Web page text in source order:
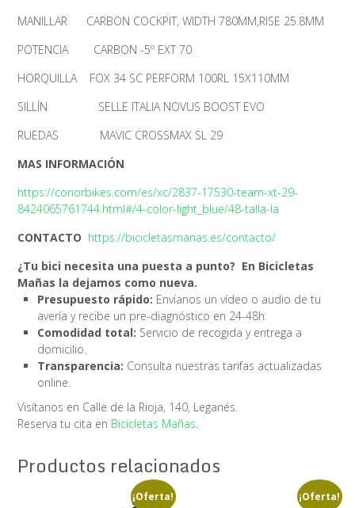
MANILLAR CARBON COCKPIT, WIDTH 780MM,RISE 25.8MM
POTENCIA CARBON -5º EXT 70
HORQUILLA FOX 34 SC PERFORM 100RL 15X110MM
SILLÍN SELLE ITALIA NOVUS BOOST EVO
RUEDAS MAVIC CROSSMAX SL 29
MAS INFORMACIÓN
https://conorbikes.com/es/xc/2837-17530-team-xt-29-
8424065761744.html#/4-color-light_blue/48-talla-la
CONTACTO https://bicicletasmanas.es/contacto/
¿Tu bici necesita una puesta a punto? ️ En Bicicletas
Mañas la dejamos como nueva.
Presupuesto rápido: Envíanos un vídeo o audio de tu
avería y recibe un pre-diagnóstico en 24-48h.
Comodidad total: Servicio de recogida y entrega a
domicilio.
Transparencia: Consulta nuestras tarifas actualizadas
online.
Visítanos en Calle de la Rioja, 140, Leganés.
Reserva tu cita en Bicicletas Mañas.
Productos relacionados
¡Oferta! ¡Oferta!